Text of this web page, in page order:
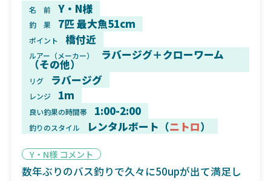
名 前 Y・N様
釣 果 7匹 最大魚51cm
ポイント 橋付近
ルアー（メーカー） ラバージグ＋クローワーム
（その他）
リグ ラバージグ
レンジ 1m
良い釣果の時間帯 1:00-2:00
釣りのスタイル レンタルボート（ニトロ）
Y・N様 コメント
数年ぶりのバス釣りで久々に50upが出て満足し